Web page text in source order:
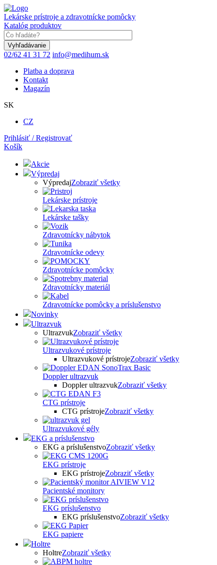
Skočiť
na
hlavný
obsah
Lekárske prístroje a zdravotnícke pomôcky
Katalóg produktov
02/62 41 31 72 info@medihum.sk
Platba a doprava
Kontakt
Magazín
SK
CZ
Prihlásiť / Registrovať
Košík
Akcie
Výpredaj
VýpredajZobraziť všetky
Lekárske prístroje
Lekárske tašky
Zdravotnícky nábytok
Zdravotnícke odevy
Zdravotnícke pomôcky
Zdravotnícky materiál
Zdravotnícke pomôcky a príslušenstvo
Novinky
Ultrazvuk
UltrazvukZobraziť všetky
Ultrazvukové prístroje
Ultrazvukové prístrojeZobraziť všetky
Doppler ultrazvuk
Doppler ultrazvukZobraziť všetky
CTG prístroje
CTG prístrojeZobraziť všetky
Ultrazvukové gély
EKG a príslušenstvo
EKG a príslušenstvoZobraziť všetky
EKG prístroje
EKG prístrojeZobraziť všetky
Pacientské monitory
EKG príslušenstvo
EKG príslušenstvoZobraziť všetky
EKG papiere
Holtre
HoltreZobraziť všetky